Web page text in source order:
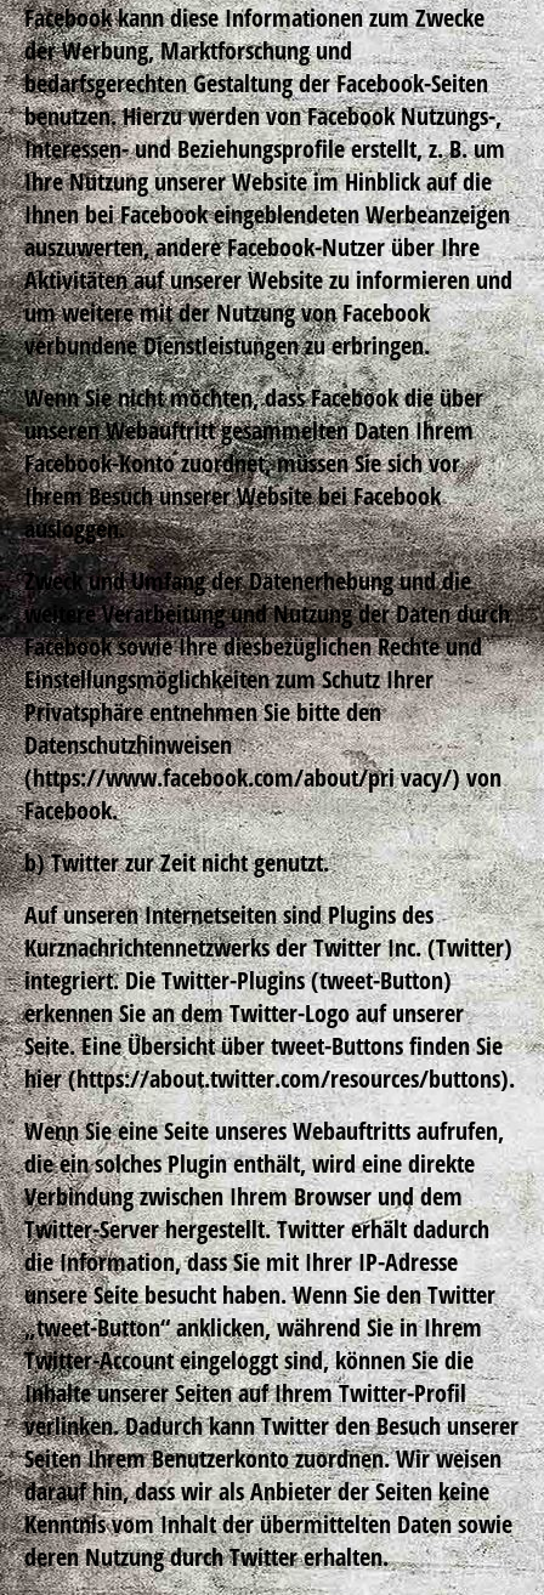
Facebook kann diese Informationen zum Zwecke
der Werbung, Marktforschung und
bedarfsgerechten Gestaltung der Facebook-Seiten
benutzen. Hierzu werden von Facebook Nutzungs-,
Interessen- und Beziehungsprofile erstellt, z. B. um
Ihre Nutzung unserer Website im Hinblick auf die
Ihnen bei Facebook eingeblendeten Werbeanzeigen
auszuwerten, andere Facebook-Nutzer über Ihre
Aktivitäten auf unserer Website zu informieren und
um weitere mit der Nutzung von Facebook
verbundene Dienstleistungen zu erbringen.
Wenn Sie nicht möchten, dass Facebook die über
unseren Webauftritt gesammelten Daten Ihrem
Facebook-Konto zuordnet, müssen Sie sich vor
Ihrem Besuch unserer Website bei Facebook
ausloggen.
Zweck und Umfang der Datenerhebung und die
weitere Verarbeitung und Nutzung der Daten durch
Facebook sowie Ihre diesbezüglichen Rechte und
Einstellungsmöglichkeiten zum Schutz Ihrer
Privatsphäre entnehmen Sie bitte den
Datenschutzhinweisen
(https://www.facebook.com/about/pri vacy/) von
Facebook.
b) Twitter zur Zeit nicht genutzt.
Auf unseren Internetseiten sind Plugins des
Kurznachrichtennetzwerks der Twitter Inc. (Twitter)
integriert. Die Twitter-Plugins (tweet-Button)
erkennen Sie an dem Twitter-Logo auf unserer
Seite. Eine Übersicht über tweet-Buttons finden Sie
hier (https://about.twitter.com/resources/buttons).
Wenn Sie eine Seite unseres Webauftritts aufrufen,
die ein solches Plugin enthält, wird eine direkte
Verbindung zwischen Ihrem Browser und dem
Twitter-Server hergestellt. Twitter erhält dadurch
die Information, dass Sie mit Ihrer IP-Adresse
unsere Seite besucht haben. Wenn Sie den Twitter
„tweet-Button“ anklicken, während Sie in Ihrem
Twitter-Account eingeloggt sind, können Sie die
Inhalte unserer Seiten auf Ihrem Twitter-Profil
verlinken. Dadurch kann Twitter den Besuch unserer
Seiten Ihrem Benutzerkonto zuordnen. Wir weisen
darauf hin, dass wir als Anbieter der Seiten keine
Kenntnis vom Inhalt der übermittelten Daten sowie
deren Nutzung durch Twitter erhalten.